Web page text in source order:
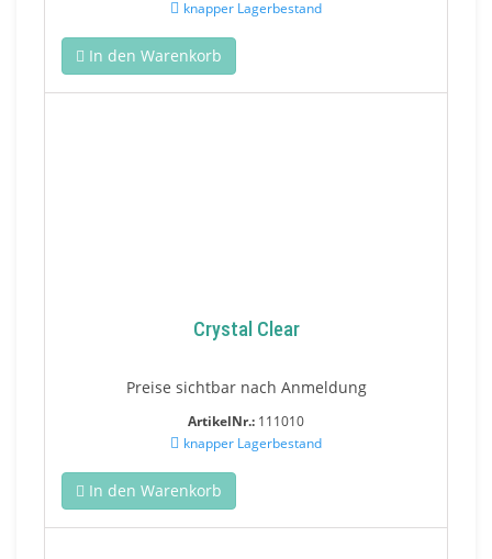
knapper Lagerbestand
In den Warenkorb
Crystal Clear
Preise sichtbar nach Anmeldung
ArtikelNr.: 111010
knapper Lagerbestand
In den Warenkorb